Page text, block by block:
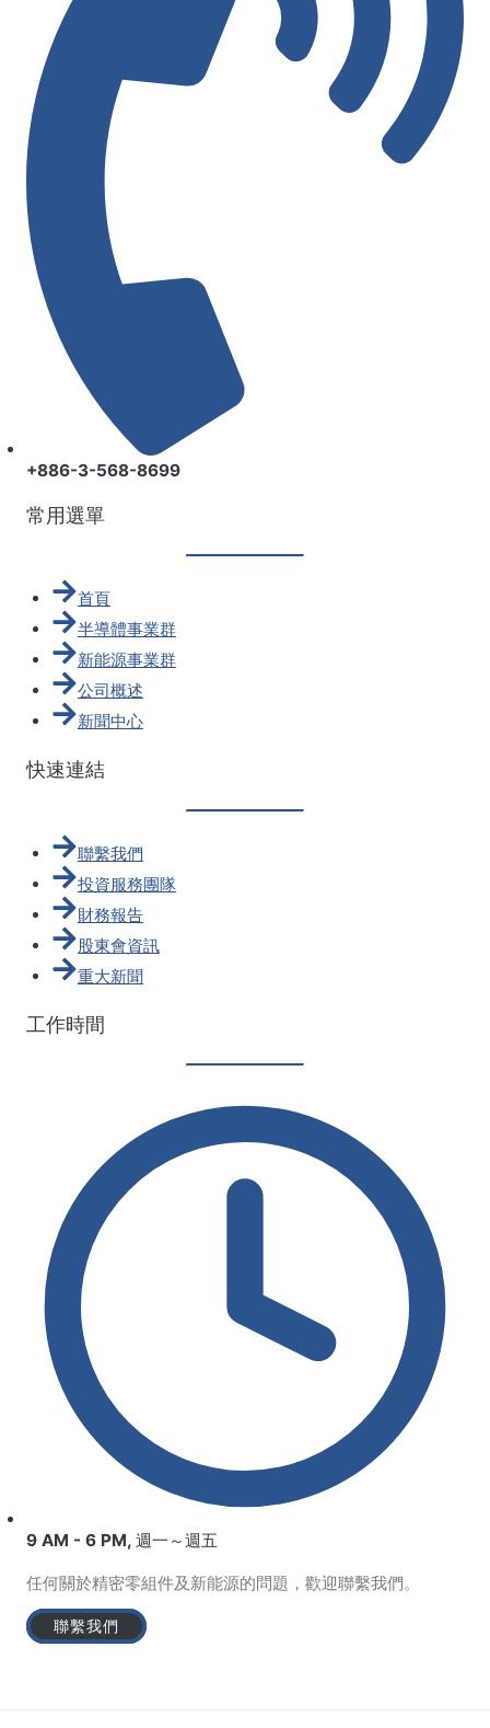
+886-3-568-8699
常用選單
首頁
半導體事業群
新能源事業群
公司概述
新聞中心
快速連結
聯繫我們
投資服務團隊
財務報告
股東會資訊
重大新聞
工作時間
9 AM - 6 PM, 週一～週五
任何關於精密零組件及新能源的問題，歡迎聯繫我們。
聯繫我們